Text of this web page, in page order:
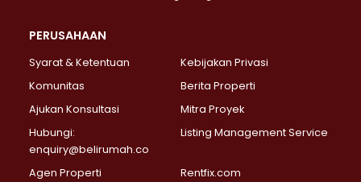
Properti Dijual di Lebak Bulus >
Properti Dijual di Gandaria Selatan >
Properti Dijual di Pondok Labu >
Properti Dijual di Lenteng Agung >
Properti Dijual di Senayan >
Properti Dijual di Pondok Pinang >
PERUSAHAAN
Syarat & Ketentuan
Kebijakan Privasi
Komunitas
Berita Properti
Ajukan Konsultasi
Mitra Proyek
Hubungi:
enquiry@belirumah.co
Listing Management Service
Agen Properti Rentfix.com